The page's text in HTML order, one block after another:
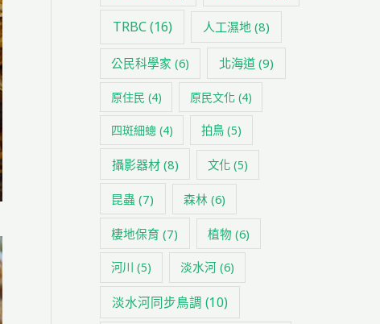
TRBC(16) 人工濕地 (8)
公民科學家 (6) 北海道 (9)
原住民 (4) 原民文化(4)
四斑細蟌 (4) 拍鳥 (5)
攝影器材(8) 文化 (5)
昆蟲 (7) 森林 (6)
棲地保育 (7) 植物 (6)
河川 (5) 淡水河 (6)
淡水河同步鳥調 (10)